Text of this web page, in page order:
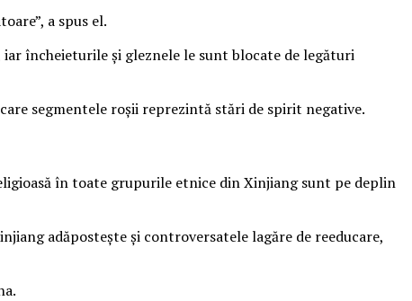
a spus el.
încheieturile și gleznele le sunt blocate de legături
segmentele roșii reprezintă stări de spirit negative.
în toate grupurile etnice din Xinjiang sunt pe deplin
adăpostește și controversatele lagăre de reeducare,